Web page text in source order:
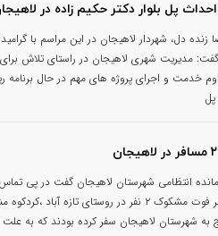
احداث پل بلوار دکتر حکیم زاده در
زنده دل، شهردار لاهیجان در این مراسم با
مدیریت شهری لاهیجان در راستای تلاش
خدمت و اجرای پروژه های مهم در حال برنامه
انتظامی شهرستان لاهیجان گفت در پی
به شهرستان لاهیجان سفر کرده بودند که به